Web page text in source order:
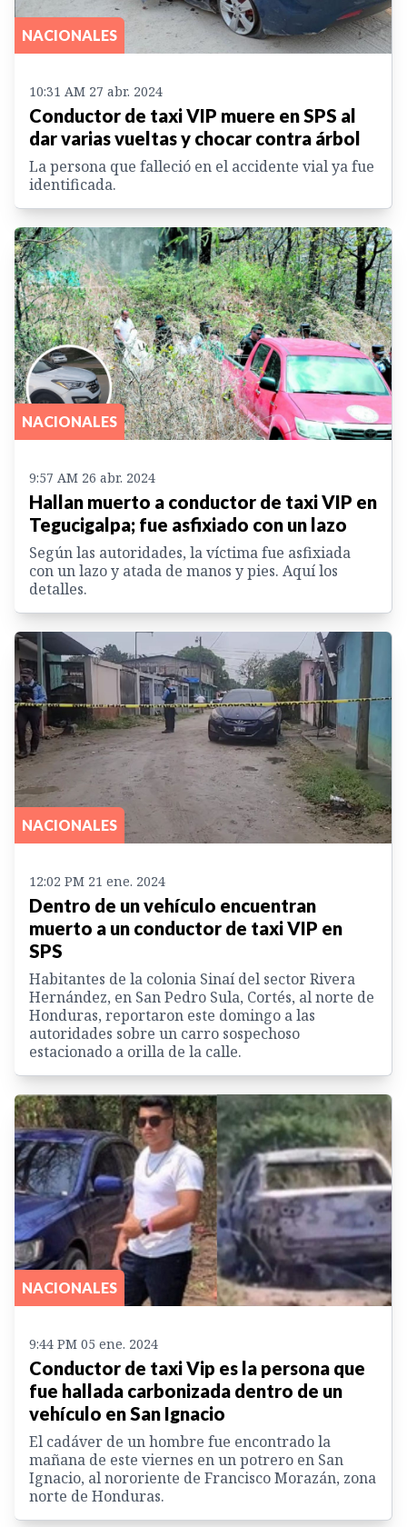
NACIONALES
10:31 AM 27 abr. 2024
Conductor de taxi VIP muere en SPS al
dar varias vueltas y chocar contra árbol
La persona que falleció en el accidente vial ya fue
identificada.
NACIONALES
9:57 AM 26 abr. 2024
Hallan muerto a conductor de taxi VIP en
Tegucigalpa; fue asfixiado con un lazo
Según las autoridades, la víctima fue asfixiada
con un lazo y atada de manos y pies. Aquí los
detalles.
NACIONALES
12:02 PM 21 ene. 2024
Dentro de un vehículo encuentran
muerto a un conductor de taxi VIP en
SPS
Habitantes de la colonia Sinaí del sector Rivera
Hernández, en San Pedro Sula, Cortés, al norte de
Honduras, reportaron este domingo a las
autoridades sobre un carro sospechoso
estacionado a orilla de la calle.
NACIONALES
9:44 PM 05 ene. 2024
Conductor de taxi Vip es la persona que
fue hallada carbonizada dentro de un
vehículo en San Ignacio
El cadáver de un hombre fue encontrado la
mañana de este viernes en un potrero en San
Ignacio, al nororiente de Francisco Morazán, zona
norte de Honduras.